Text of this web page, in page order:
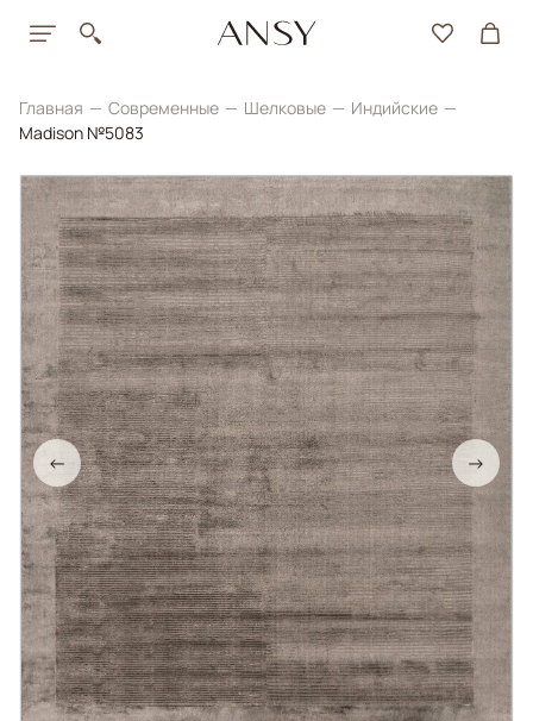
Главная Современные Шелковые
Индийские
Madison №5083
← →